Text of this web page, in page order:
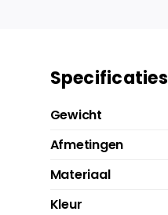
Specificaties
Gewicht
Afmetingen
Materiaal
Kleur